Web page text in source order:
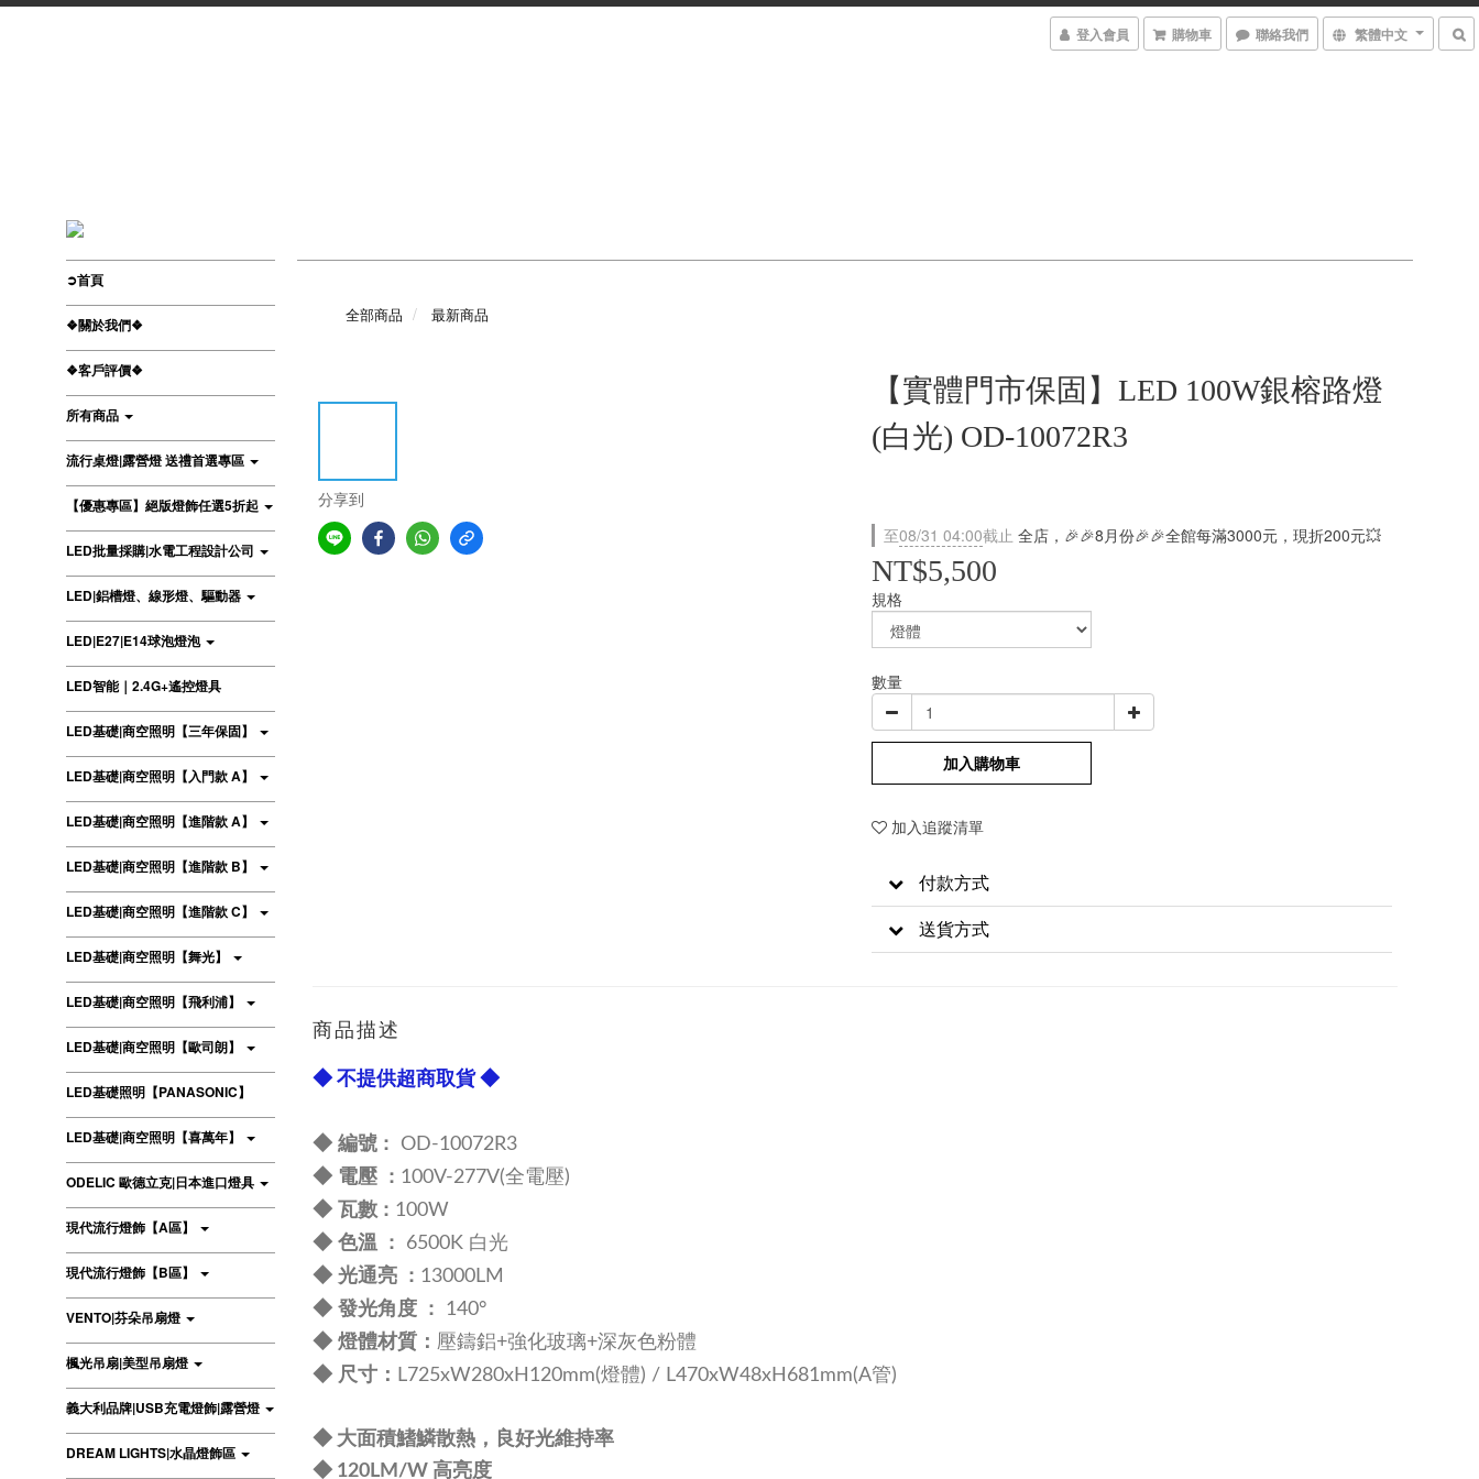
登入會員 購物車 聯絡我們 繁體中文
➲首頁
❖關於我們❖
❖客戶評價❖
所有商品
流行桌燈|露營燈 送禮首選專區
【優惠專區】絕版燈飾任選5折起
LED批量採購|水電工程設計公司
LED|鋁槽燈、線形燈、驅動器
LED|E27|E14球泡燈泡
LED智能｜2.4G+遙控燈具
LED基礎|商空照明【三年保固】
LED基礎|商空照明【入門款 A】
LED基礎|商空照明【進階款 A】
LED基礎|商空照明【進階款 B】
LED基礎|商空照明【進階款 C】
LED基礎|商空照明【舞光】
LED基礎|商空照明【飛利浦】
LED基礎|商空照明【歐司朗】
LED基礎照明【PANASONIC】
LED基礎|商空照明【喜萬年】
ODELIC 歐德立克|日本進口燈具
現代流行燈飾【A區】
現代流行燈飾【B區】
VENTO|芬朵吊扇燈
楓光吊扇|美型吊扇燈
義大利品牌|USB充電燈飾|露營燈
DREAM LIGHTS|水晶燈飾區
全部商品 最新商品
分享到
【實體門市保固】LED 100W銀榕路燈
(白光) OD-10072R3
至08/31 04:00截止 全店，🎉🎉8月份🎉🎉全館每滿3000元，現折200元💥
NT$5,500
規格
數量
加入購物車
加入追蹤清單
付款方式
送貨方式
商品描述
◆ 不提供超商取貨 ◆
◆ 編號 : OD-10072R3
◆ 電壓 : 100V-277V(全電壓)
◆ 瓦數 : 100W
◆ 色溫 : 6500K 白光
◆ 光通亮 : 13000LM
◆ 發光角度 : 140°
◆ 燈體材質： 壓鑄鋁+強化玻璃+深灰色粉體
◆ 尺寸： L725xW280xH120mm(燈體) / L470xW48xH681mm(A管)
◆ 大面積鰭鱗散熱，良好光維持率
◆ 120LM/W 高亮度